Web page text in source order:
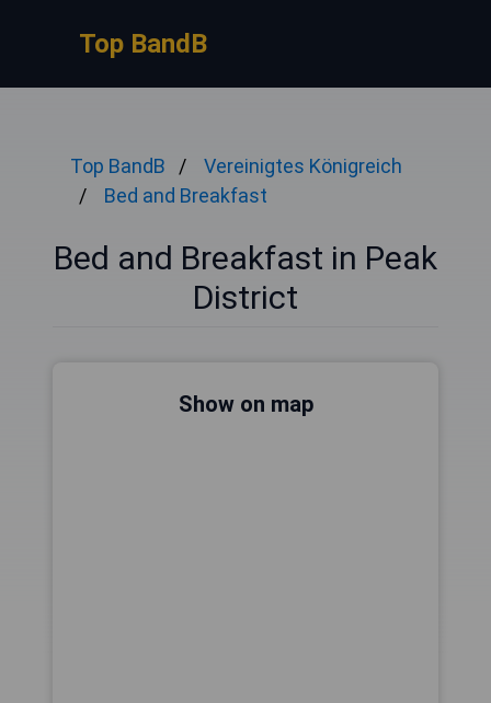
Top BandB
Top BandB
Vereinigtes Königreich
Bed and Breakfast
Bed and Breakfast in Peak
District
Show on map